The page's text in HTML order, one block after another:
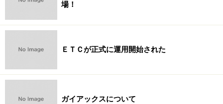
場！
ＥＴＣが正式に運用開始された
ガイアックスについて